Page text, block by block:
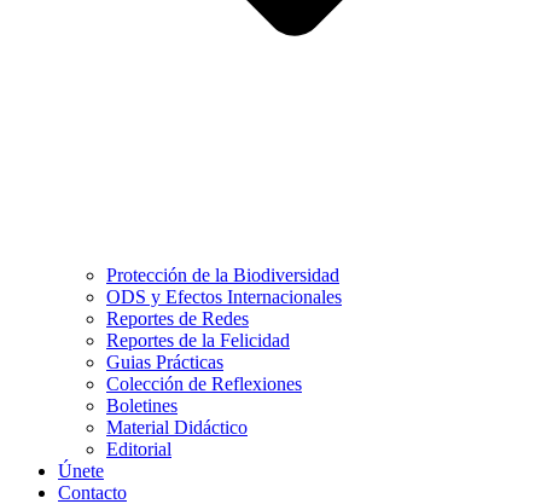
Protección de la Biodiversidad
ODS y Efectos Internacionales
Reportes de Redes
Reportes de la Felicidad
Guias Prácticas
Colección de Reflexiones
Boletines
Material Didáctico
Editorial
Únete
Contacto